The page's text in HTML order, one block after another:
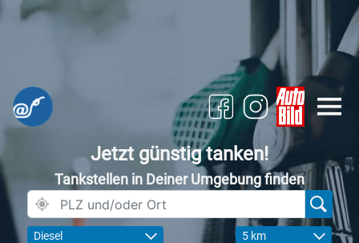
Jetzt günstig tanken!
Tankstellen in Deiner Umgebung finden
Diesel 5 km